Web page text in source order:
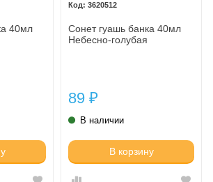
40мл
3620512
Сонет гуашь банка 40мл
Небесно-голубая
89 ₽
В наличии
В корзину